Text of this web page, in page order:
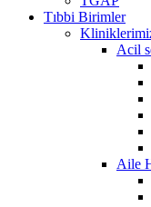
Tıbbi Birimler
Acil
Aile